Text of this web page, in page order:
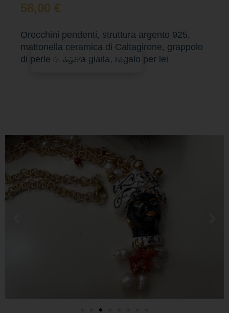
58,00 €
Orecchini pendenti, struttura argento 925,
mattonella ceramica di Caltagirone, grappolo
di perle di agata gialla, regalo per lei
Aggiungi al carrello